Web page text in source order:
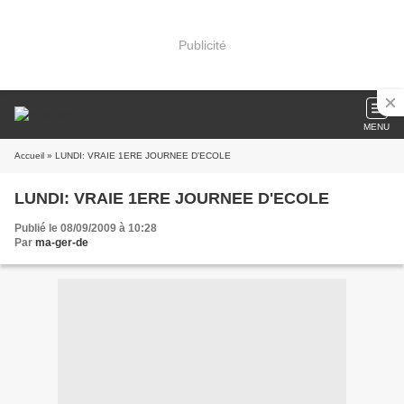
Publicité
MENU
Accueil » LUNDI: VRAIE 1ERE JOURNEE D'ECOLE
LUNDI: VRAIE 1ERE JOURNEE D'ECOLE
Publié le 08/09/2009 à 10:28
Par ma-ger-de